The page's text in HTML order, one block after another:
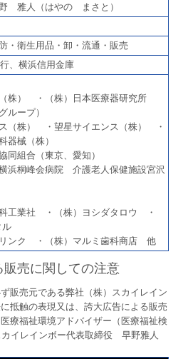
雅人（はやの まさと）
・衛生用品・卸・流通・販売
、横浜信用金庫
（株） ・（株）日本医療器研究所
グループ）
ス（株） ・望星サイエンス（株） ・
器械（株）
同組合（東京、愛知）
浜桐峰会病院 介護老人保健施設宮沢
科工業社 ・（株）ヨシダタロウ ・
ル
リンク ・（株）マルミ歯科商店 他
販売に関しての注意
販売元である弊社（株）スカイレイン
抵触の表現又は、誇大広告による販売
療福祉環境アドバイザー（医療福祉検
イレインボー代表取締役 早野雅人